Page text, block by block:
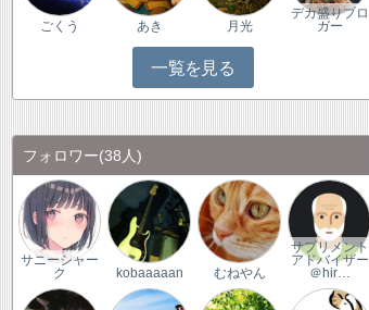
ごくう あき 月光
デカ盛りブロ
ガー
一覧を見る
フォロワー(38人)
サニーシャー
ク
kobaaaaan むねやん
サプリメント
アドバイザー
＠hir…